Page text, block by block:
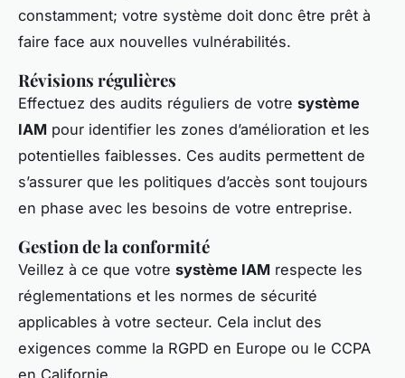
constamment; votre système doit donc être prêt à
faire face aux nouvelles vulnérabilités.
Révisions régulières
Effectuez des audits réguliers de votre système
IAM pour identifier les zones d’amélioration et les
potentielles faiblesses. Ces audits permettent de
s’assurer que les politiques d’accès sont toujours
en phase avec les besoins de votre entreprise.
Gestion de la conformité
Veillez à ce que votre système IAM respecte les
réglementations et les normes de sécurité
applicables à votre secteur. Cela inclut des
exigences comme la RGPD en Europe ou le CCPA